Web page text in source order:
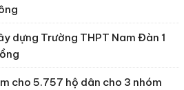
dựng Trường THPT Nam Đàn 1
cho 5.757 hộ dân cho 3 nhóm